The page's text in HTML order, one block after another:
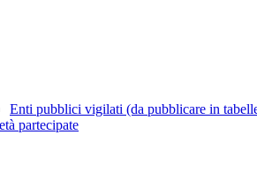
Enti pubblici vigilati (da pubblicare in
partecipate